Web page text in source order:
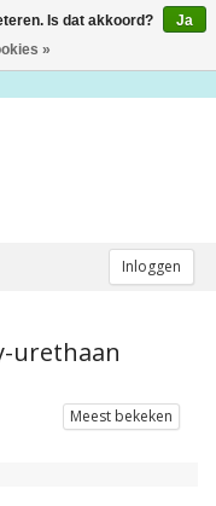
Inloggen
urethaan
Meest bekeken
Is dat akkoord?
Ja
»